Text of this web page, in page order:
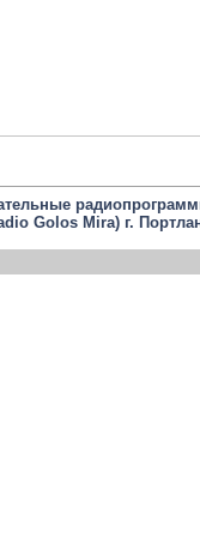
Golos Mira) г.